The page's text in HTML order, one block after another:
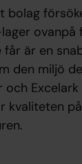
bolag
är en
den miljö
kvaliteten